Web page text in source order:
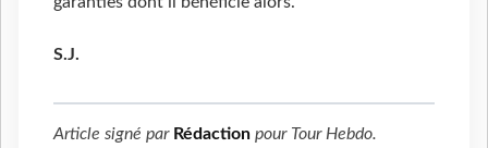
S.J.
Article signé par Rédaction pour Tour Hebdo.